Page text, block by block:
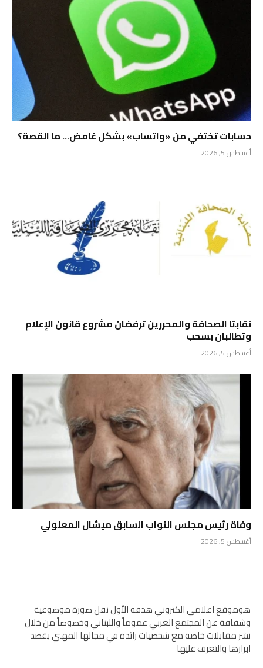
حسابات تختفي من «واتساب» بشكل غامض… ما القصة؟
أغسطس 5, 2026
نقابتا الصحافة والمحررين ترفضان مشروع قانون الإعلام
وتطالبان بسحب
أغسطس 5, 2026
وفاة رئيس مجلس النواب السابق ميشال المعلولي
أغسطس 5, 2026
هوموقع اعلامي الكتروني هدفه الأول نقل صورة موضوعية
وشفافة عن المجتمع العربي عموماً واللبناني وخصوصاً من خلال
نشر مقابلات خاصة مع شخصيات رائدة في مجالها المهني بقصد
ابرازها والتعرف عليها